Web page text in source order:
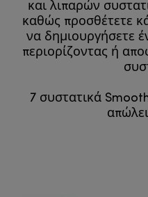
και λιπαρών
καθώς προσθέτετε
να δημιουργήσετε
περιορίζοντας ή
7 συστατικά